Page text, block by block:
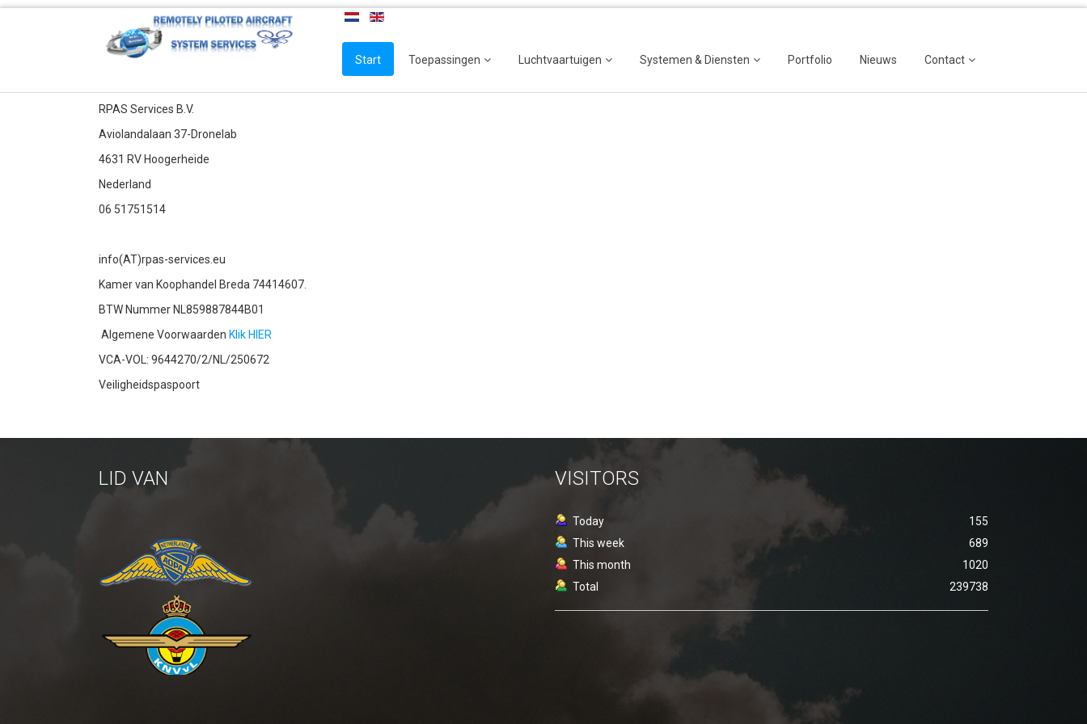
Start Toepassingen Luchtvaartuigen Systemen & Diensten Portfolio Nieuws Contact
RPAS Services B.V.
Aviolandalaan 37-Dronelab
4631 RV Hoogerheide
Nederland
06 51751514
info(AT)rpas-services.eu
Kamer van Koophandel Breda 74414607.
BTW Nummer NL859887844B01
Algemene Voorwaarden Klik HIER
VCA-VOL: 9644270/2/NL/250672
Veiligheidspaspoort
LID VAN VISITORS
Today
155
This week
689
This month
1020
Total
239738